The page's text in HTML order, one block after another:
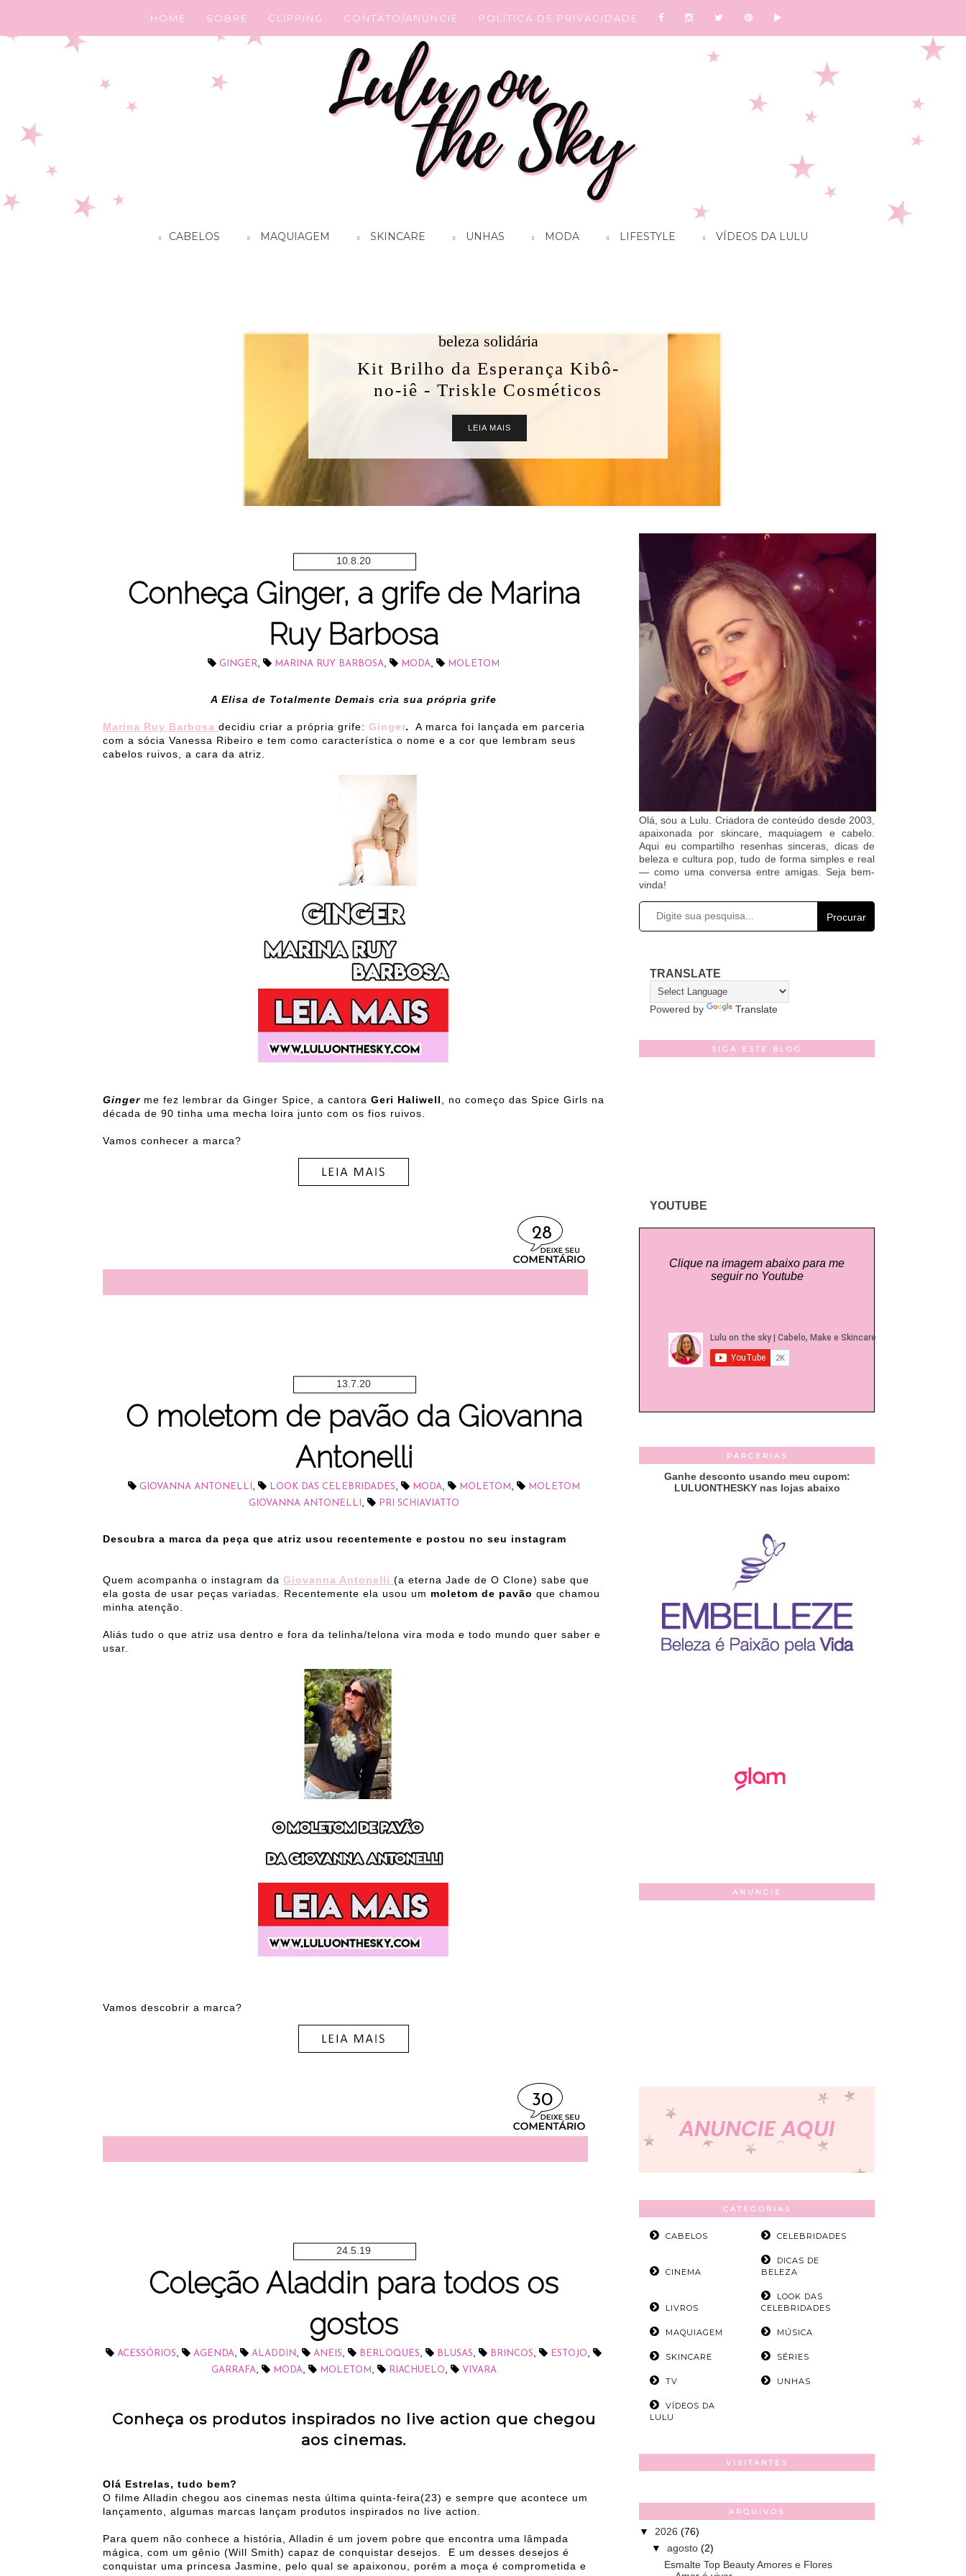
HOME SOBRE CLIPPING CONTATO/ANUNCIE POLÍTICA DE PRIVACIDADE
CABELOS MAQUIAGEM SKINCARE UNHAS MODA LIFESTYLE VÍDEOS DA LULU
beleza solidária
Kit Brilho da Esperança Kibô-
no-iê - Triskle Cosméticos
LEIA MAIS
10.8.20
Conheça Ginger, a grife de Marina
Ruy Barbosa
GINGER MARINA RUY BARBOSA MODA MOLETOM
A Elisa de Totalmente Demais cria sua própria grife
Marina Ruy Barbosa decidiu criar a própria grife: Ginger.
A marca foi lançada em parceria
com a sócia Vanessa Ribeiro e tem como característica o nome e a cor que lembram seus
cabelos ruivos, a cara da atriz.
Ginger me fez lembrar da Ginger Spice, a cantora Geri Haliwell
, no começo das Spice Girls na
década de 90 tinha uma mecha loira junto com os fios ruivos.
Vamos conhecer a marca?
28
13.7.20
O moletom de pavão da Giovanna
Antonelli
GIOVANNA ANTONELLI LOOK DAS CELEBRIDADES MODA MOLETOM
MOLETOM
GIOVANNA ANTONELLI
PRI SCHIAVIATTO
Descubra a marca da peça que atriz usou recentemente e postou no seu instagram
Quem acompanha o instagram da Giovanna Antonelli (a eterna Jade de O Clone) sabe que
ela gosta de usar peças variadas. Recentemente ela usou um moletom de pavão que chamou
minha atenção.
Aliás tudo o que atriz usa dentro e fora da telinha/telona vira moda e todo mundo quer saber e
usar.
Vamos descobrir a marca?
30
24.5.19
Coleção Aladdin para todos os
gostos
ACESSÓRIOS AGENDA ALADDIN ANEIS BERLOQUES BLUSAS BRINCOS ESTOJO
GARRAFA MODA MOLETOM RIACHUELO VIVARA
Conheça os produtos inspirados no live action que chegou
aos cinemas.
Olá Estrelas, tudo bem?
O filme Alladin chegou aos cinemas nesta última quinta-feira(23) e sempre que acontece um
lançamento, algumas marcas lançam produtos inspirados no live action.
Para quem não conhece a história, Alladin é um jovem pobre que encontra uma lâmpada
mágica, com um gênio (Will Smith) capaz de conquistar desejos. E um desses desejos é
conquistar uma princesa Jasmine, pelo qual se apaixonou, porém a moça é comprometida e
Olá, sou a Lulu. Criadora de conteúdo desde 2003,
apaixonada por skincare, maquiagem e cabelo.
Aqui eu compartilho resenhas sinceras, dicas de
beleza e cultura pop, tudo de forma simples e real
— como uma conversa entre amigas. Seja bem-
vinda!
Procurar
TRANSLATE
Powered by Translate
SIGA ESTE BLOG
YOUTUBE
Clique na imagem abaixo para me
seguir no Youtube
PARCERIAS
Ganhe desconto usando meu cupom:
LULUONTHESKY nas lojas abaixo
ANUNCIE
CATEGORIAS
CABELOS CELEBRIDADES
CINEMA
DICAS DE
BELEZA
LIVROS
LOOK DAS
CELEBRIDADES
MAQUIAGEM MÚSICA
SKINCARE SÉRIES
TV UNHAS
VÍDEOS DA
LULU
VISITANTES
ARQUIVOS
▼ 2026 (76)
▼ agosto (2)
Esmalte Top Beauty Amores e Flores